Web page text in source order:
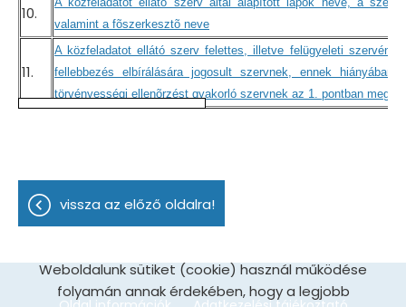
10.
valamint a fõszerkesztõ neve
11.
A közfeladatot ellátó szerv felettes, illetve felügyeleti
fellebbezés elbírálására jogosult szervnek, ennek
törvényességi ellenõrzést gyakorló szervnek az 1. pontban
vissza az előző oldalra!
Weboldalunk sütiket (cookie) használ működése
folyamán annak érdekében, hogy a legjobb